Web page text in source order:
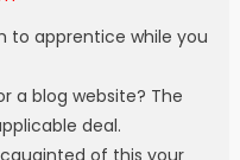
to apprentice while you
a blog website? The
deal.
of this your